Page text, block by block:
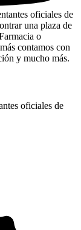
oficiales de
una plaza de
o
contamos con
y mucho más.
oficiales de